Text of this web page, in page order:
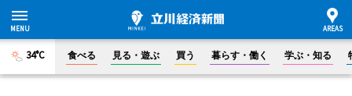
34°C 食べる 見る・遊ぶ 買う 暮らす・働く 学ぶ・知る